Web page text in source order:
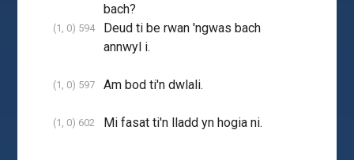
bach?
(1, 0) 594
Deud ti be rwan 'ngwas bach
annwyl i.
(1, 0) 597 Am bod ti'n dwlali.
(1, 0) 602 Mi fasat ti'n lladd yn hogia ni.